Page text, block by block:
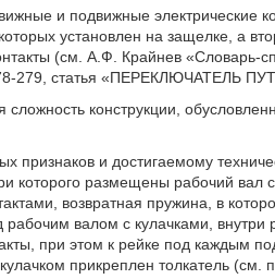
и подвижные электрические
установлен на защелке, а
(см. А.Ф. Крайнев «Словарь-
279, статья «ПЕРЕКЛЮЧАТЕЛЬ
сложность конструкции,
признаков и достигаемому
которого размещены рабочий вал
возвратная пружина, в
валом с кулачками, внутри
при этом к рейке под каждым
прикреплен толкатель (см.